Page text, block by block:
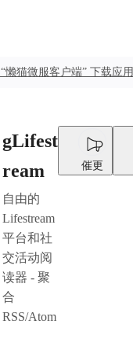
“懒猫微服客户端” 下载应用
gLifest
ream
自由的
Lifestream
平台和社
交活动阅
读器 - 聚
合
RSS/Atom
催更